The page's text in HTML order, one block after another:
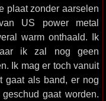
plaat zonder aarselen
US power metal
warm onthaald. Ik
ik zal nog geen
Ik mag er toch vanuit
gaat als band, er nog
gaat worden.